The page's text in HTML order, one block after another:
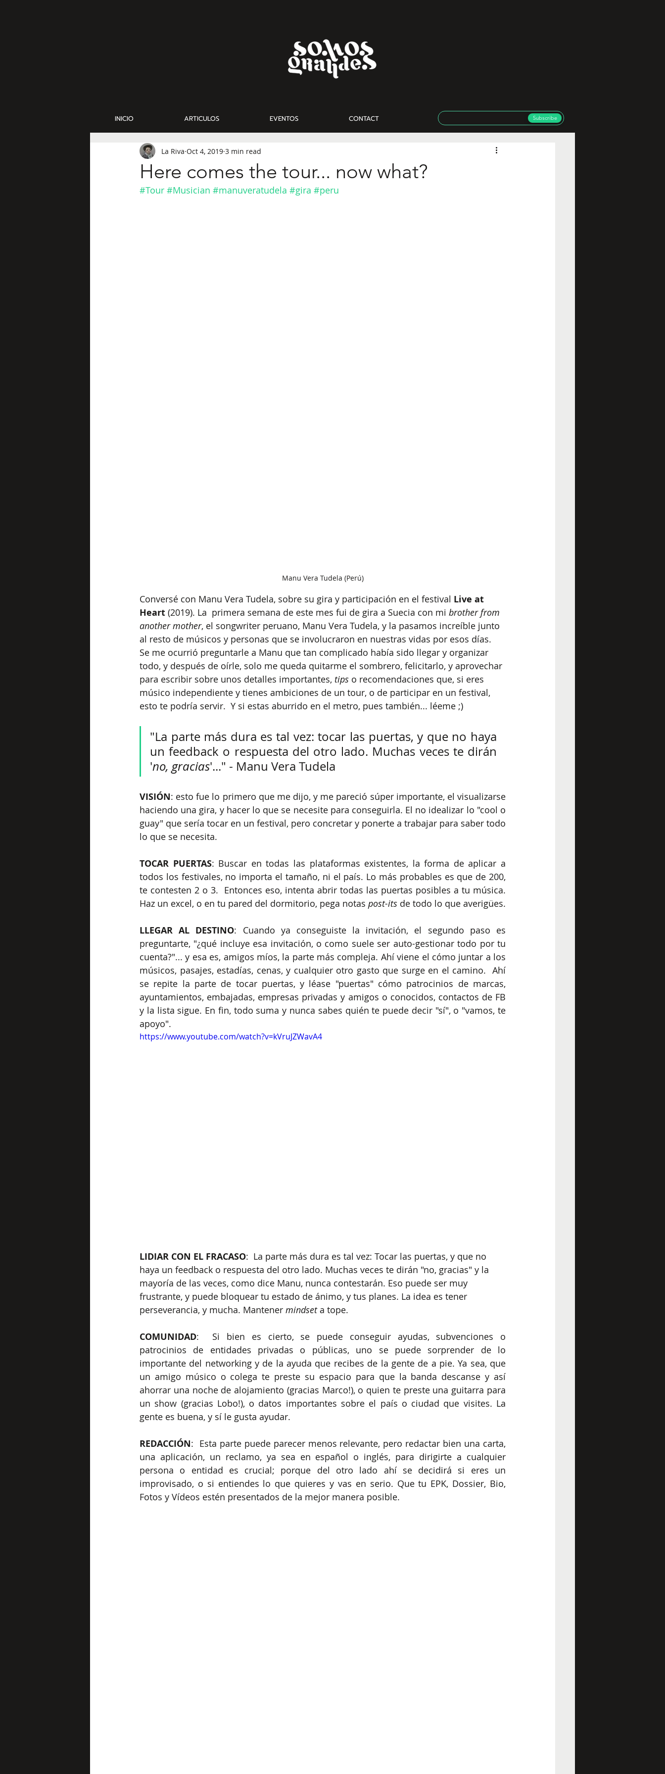
INICIO ARTICULOS EVENTOS CONTACT Subscribe
Here comes the tour... now what?
La Riva Oct 4, 2019 3 min read
#Tour #Musician #manuveratudela #gira #peru
Manu Vera Tudela (Perú)
Conversé con Manu Vera Tudela, sobre su gira y participación en el festival Live at
Heart (2019). La  primera semana de este mes fui de gira a Suecia con mi brother from
another mother, el songwriter peruano, Manu Vera Tudela, y la pasamos increíble junto
al resto de músicos y personas que se involucraron en nuestras vidas por esos días.
Se me ocurrió preguntarle a Manu que tan complicado había sido llegar y organizar
todo, y después de oírle, solo me queda quitarme el sombrero, felicitarlo, y aprovechar
para escribir sobre unos detalles importantes, tips o recomendaciones que, si eres
músico independiente y tienes ambiciones de un tour, o de participar en un festival,
esto te podría servir.  Y si estas aburrido en el metro, pues también... léeme ;)
"La parte más dura es tal vez: tocar las puertas, y que no haya
un feedback o respuesta del otro lado. Muchas veces te dirán
'no, gracias'..." - Manu Vera Tudela
VISIÓN: esto fue lo primero que me dijo, y me pareció súper importante, el visualizarse
haciendo una gira, y hacer lo que se necesite para conseguirla. El no idealizar lo "cool o
guay" que sería tocar en un festival, pero concretar y ponerte a trabajar para saber todo
lo que se necesita.
TOCAR PUERTAS: Buscar en todas las plataformas existentes, la forma de aplicar a
todos los festivales, no importa el tamaño, ni el país. Lo más probables es que de 200,
te contesten 2 o 3.  Entonces eso, intenta abrir todas las puertas posibles a tu música.
Haz un excel, o en tu pared del dormitorio, pega notas post-its
LLEGAR AL DESTINO: Cuando ya conseguiste la invitación, el segundo paso es
preguntarte, "¿qué incluye esa invitación, o como suele ser auto-gestionar todo por tu
cuenta?"... y esa es, amigos míos, la parte más compleja. Ahí viene el cómo juntar a los
músicos, pasajes, estadías, cenas, y cualquier otro gasto que surge en el camino.  Ahí
se repite la parte de tocar puertas, y léase "puertas" cómo patrocinios de marcas,
ayuntamientos, embajadas, empresas privadas y amigos o conocidos, contactos de FB
y la lista sigue. En fin, todo suma y nunca sabes quién te puede decir "sí", o "vamos, te
apoyo".
https://www.youtube.com/watch?v=kVruJZWavA4
LIDIAR CON EL FRACASO:  La parte más dura es tal vez: Tocar las puertas, y que no
haya un feedback o respuesta del otro lado. Muchas veces te dirán "no, gracias" y la
mayoría de las veces, como dice Manu, nunca contestarán. Eso puede ser muy
frustrante, y puede bloquear tu estado de ánimo, y tus planes. La idea es tener
perseverancia, y mucha. Mantener mindset a tope.
COMUNIDAD:  Si bien es cierto, se puede conseguir ayudas, subvenciones o
patrocinios de entidades privadas o públicas, uno se puede sorprender de lo
importante del networking y de la ayuda que recibes de la gente de a pie. Ya sea, que
un amigo músico o colega te preste su espacio para que la banda descanse y así
ahorrar una noche de alojamiento (gracias Marco!), o quien te preste una guitarra para
un show (gracias Lobo!), o datos importantes sobre el país o ciudad que visites. La
gente es buena, y sí le gusta ayudar.
REDACCIÓN:  Esta parte puede parecer menos relevante, pero redactar bien una carta,
una aplicación, un reclamo, ya sea en español o inglés, para dirigirte a cualquier
persona o entidad es crucial; porque del otro lado ahí se decidirá si eres un
improvisado, o si entiendes lo que quieres y vas en serio. Que tu EPK, Dossier, Bio,
Fotos y Vídeos estén presentados de la mejor manera posible.